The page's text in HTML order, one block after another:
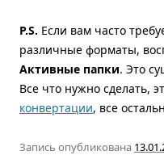
P.S. Если вам часто
различные форматы,
Активные папки. Это
Все что нужно сделать,
конвертации, все
Запись опубликована